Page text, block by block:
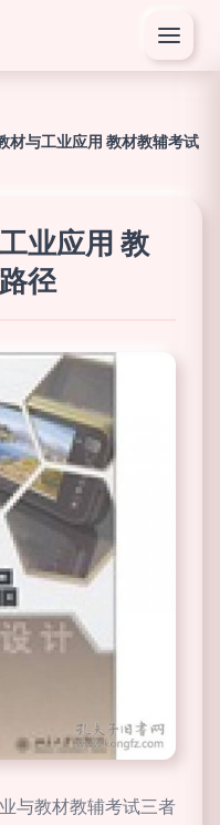
材与工业应用 教材教辅考试
业应用 教
径
与教材教辅考试三者